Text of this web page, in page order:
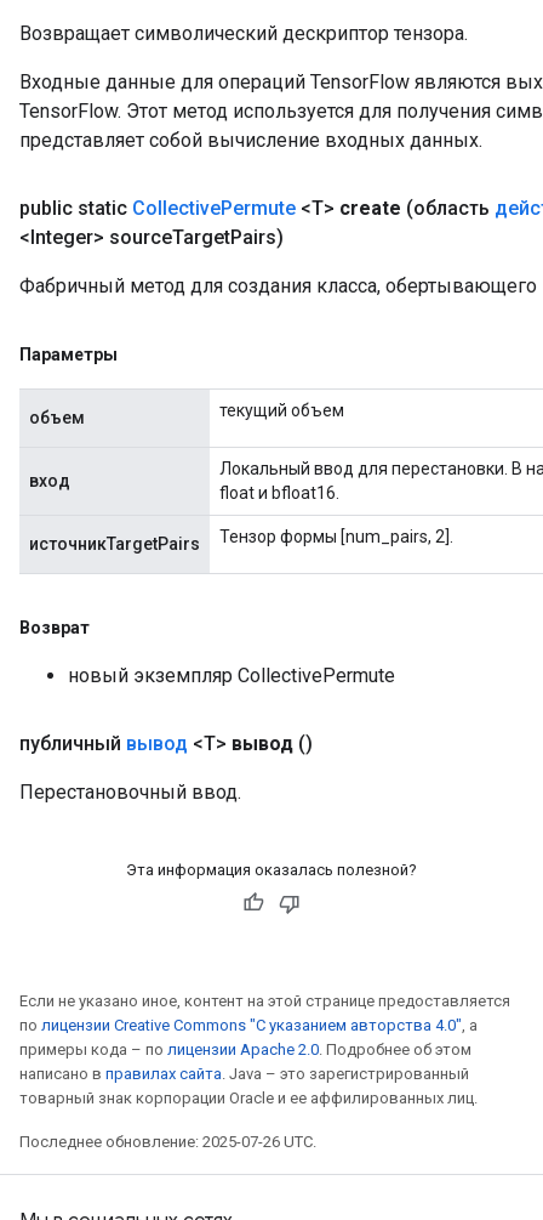
Возвращает символический дескриптор тензора.
Входные данные для операций TensorFlow являются
TensorFlow. Этот метод используется для получения
представляет собой вычисление входных данных.
public static CollectivePermute <T> create (область
<Integer> sourceTargetPairs)
Фабричный метод для создания класса,
Параметры
объем текущий объем
вход
Локальный ввод для перестановки. В
float и bfloat16.
источникTargetPairs Тензор формы [num_pairs, 2].
Возврат
новый экземпляр CollectivePermute
публичный вывод <T> вывод ()
Перестановочный ввод.
Эта информация оказалась полезной?
Если не указано иное, контент на этой странице предоставляется
по лицензии Creative Commons "С указанием авторства 4.0", а
примеры кода – по лицензии Apache 2.0. Подробнее об этом
написано в правилах сайта. Java – это зарегистрированный
товарный знак корпорации Oracle и ее аффилированных лиц.
Последнее обновление: 2025-07-26 UTC.